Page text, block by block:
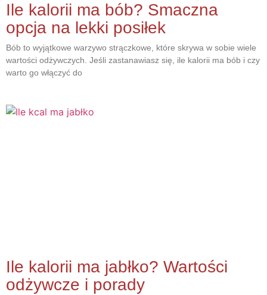
Ile kalorii ma bób? Smaczna
opcja na lekki posiłek
Bób to wyjątkowe warzywo strączkowe, które skrywa w sobie wiele
wartości odżywczych. Jeśli zastanawiasz się, ile kalorii ma bób i czy
warto go włączyć do
Ile kalorii ma jabłko? Wartości
odżywcze i porady